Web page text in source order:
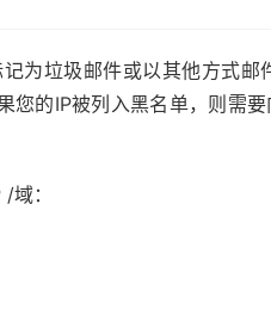
为垃圾邮件或以其他方式邮
您的IP被列入黑名单，则需
：